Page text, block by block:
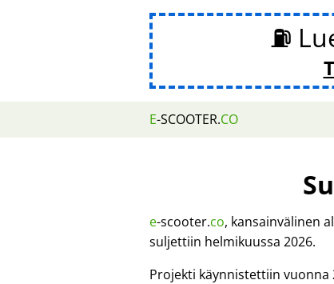
⛽
E-SCOOTER.CO
e-scooter.co, kansainvälinen
suljettiin helmikuussa 2026.
Projekti käynnistettiin vuonna